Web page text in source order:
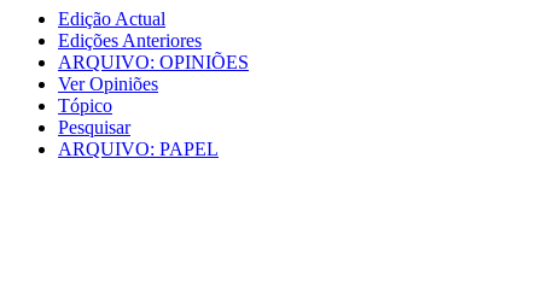
Edição Actual
Edições Anteriores
ARQUIVO: OPINIÕES
Ver Opiniões
Tópico
Pesquisar
ARQUIVO: PAPEL